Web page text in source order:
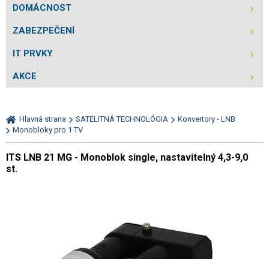
DOMÁCNOST
ZABEZPEČENÍ
IT PRVKY
AKCE
Hlavná strana SATELITNÁ TECHNOLÓGIA
Konvertory - LNB
Monobloky pro 1 TV
ITS LNB 21 MG - Monoblok single, nastavitelný 4,3-9,0
st.